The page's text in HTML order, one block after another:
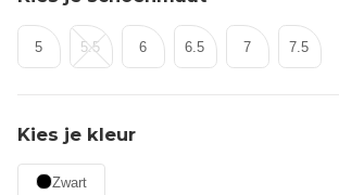
5 5.5 6 6.5 7 7.5
Kies je kleur
Zwart